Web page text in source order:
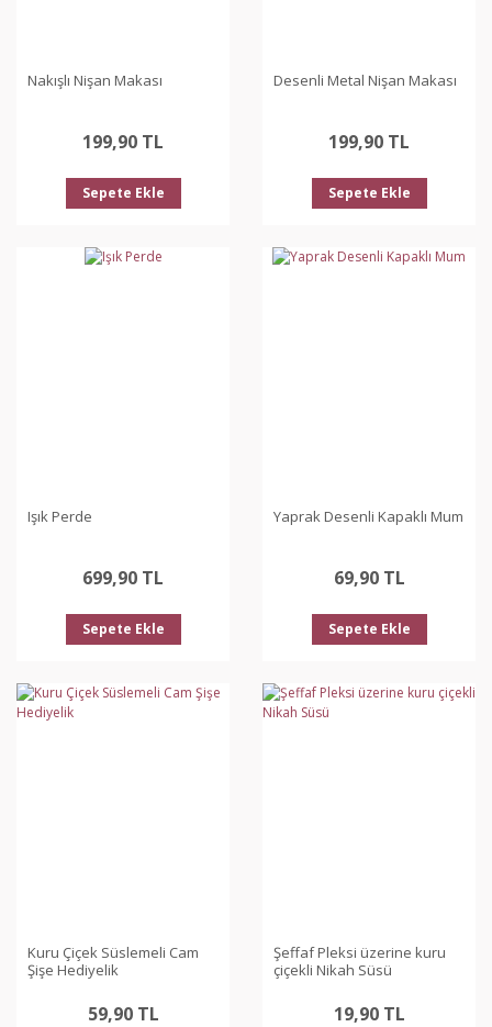
Nakışlı Nişan Makası
199,90 TL
Sepete Ekle
Desenli Metal Nişan Makası
199,90 TL
Sepete Ekle
Işık Perde
699,90 TL
Sepete Ekle
Yaprak Desenli Kapaklı Mum
69,90 TL
Sepete Ekle
Kuru Çiçek Süslemeli Cam
Şişe Hediyelik
59,90 TL
Şeffaf Pleksi üzerine kuru
çiçekli Nikah Süsü
19,90 TL